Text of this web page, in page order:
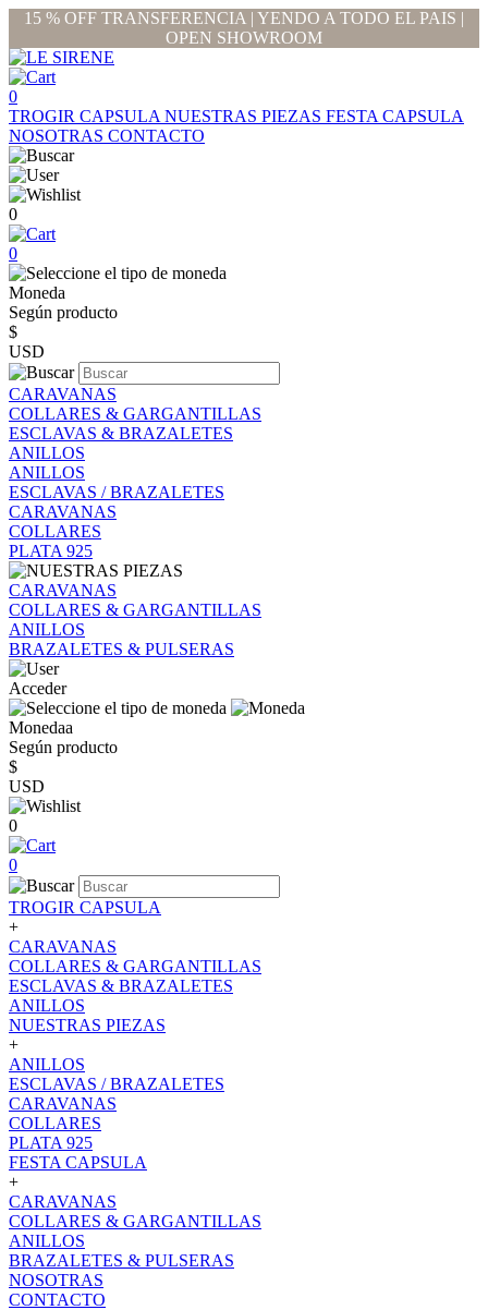
15 % OFF TRANSFERENCIA | YENDO A TODO EL PAIS |
OPEN SHOWROOM
0
TROGIR CAPSULA NUESTRAS PIEZAS FESTA CAPSULA
NOSOTRAS CONTACTO
0
0
Moneda
Según producto
$
USD
CARAVANAS
COLLARES & GARGANTILLAS
ESCLAVAS & BRAZALETES
ANILLOS
ANILLOS
ESCLAVAS / BRAZALETES
CARAVANAS
COLLARES
PLATA 925
CARAVANAS
COLLARES & GARGANTILLAS
ANILLOS
BRAZALETES & PULSERAS
Acceder
Monedaa
Según producto
$
USD
0
0
TROGIR CAPSULA
+
CARAVANAS
COLLARES & GARGANTILLAS
ESCLAVAS & BRAZALETES
ANILLOS
NUESTRAS PIEZAS
+
ANILLOS
ESCLAVAS / BRAZALETES
CARAVANAS
COLLARES
PLATA 925
FESTA CAPSULA
+
CARAVANAS
COLLARES & GARGANTILLAS
ANILLOS
BRAZALETES & PULSERAS
NOSOTRAS
CONTACTO